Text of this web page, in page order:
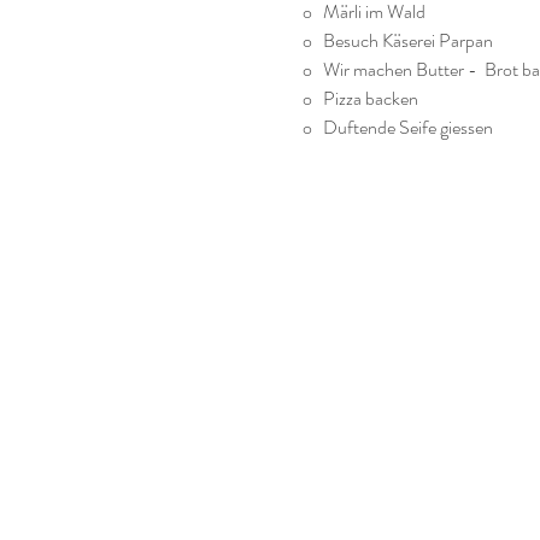
o   Märli im Wald
o   Besuch Käserei Parpan
o   Wir machen Butter -  Brot
o   Pizza backen
o   Duftende Seife giessen